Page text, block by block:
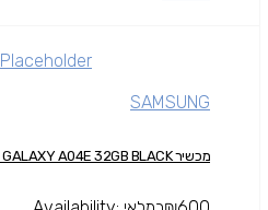
SAMSUNG
מכשיר SAMSUNG GALAXY A04E 32GB BLACK